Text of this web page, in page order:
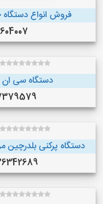
فروش انواع
دستگاه سی ان
دستگاه پرکنی
09126342689